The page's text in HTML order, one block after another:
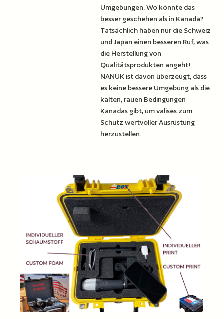
Umgebungen. Wo könnte das
besser geschehen als in Kanada?
Tatsächlich haben nur die Schweiz
und Japan einen besseren Ruf, was
die Herstellung von
Qualitätsprodukten angeht!
NANUK ist davon überzeugt, dass
es keine bessere Umgebung als die
kalten, rauen Bedingungen
Kanadas gibt, um valises zum
Schutz wertvoller Ausrüstung
herzustellen.